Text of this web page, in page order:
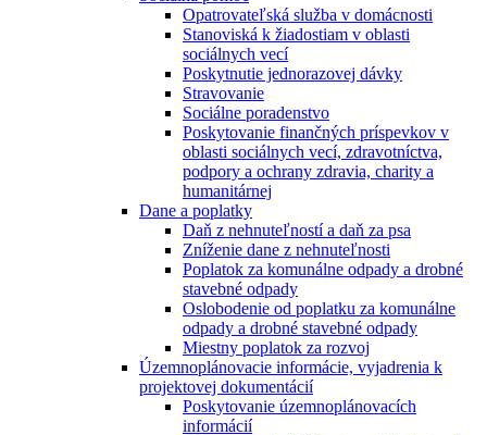
Opatrovateľská služba v domácnosti
Stanoviská k žiadostiam v oblasti
sociálnych vecí
Poskytnutie jednorazovej dávky
Stravovanie
Sociálne poradenstvo
Poskytovanie finančných príspevkov v
oblasti sociálnych vecí, zdravotníctva,
podpory a ochrany zdravia, charity a
humanitárnej
Dane a poplatky
Daň z nehnuteľností a daň za psa
Zníženie dane z nehnuteľnosti
Poplatok za komunálne odpady a drobné
stavebné odpady
Oslobodenie od poplatku za komunálne
odpady a drobné stavebné odpady
Miestny poplatok za rozvoj
Územnoplánovacie informácie, vyjadrenia k
projektovej dokumentácií
Poskytovanie územnoplánovacích
informácií